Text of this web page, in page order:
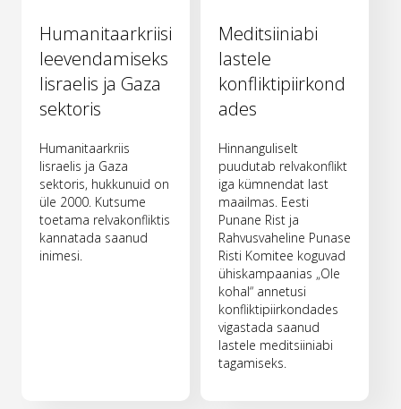
Humanitaarkriisi
leevendamiseks
Iisraelis ja Gaza
sektoris
Humanitaarkriis
Iisraelis ja Gaza
sektoris, hukkunuid on
üle 2000. Kutsume
toetama relvakonfliktis
kannatada saanud
inimesi.
Meditsiiniabi
lastele
konfliktipiirkond
ades
Hinnanguliselt
puudutab relvakonflikt
iga kümnendat last
maailmas. Eesti
Punane Rist ja
Rahvusvaheline Punase
Risti Komitee koguvad
ühiskampaanias „Ole
kohal“ annetusi
konfliktipiirkondades
vigastada saanud
lastele meditsiiniabi
tagamiseks.